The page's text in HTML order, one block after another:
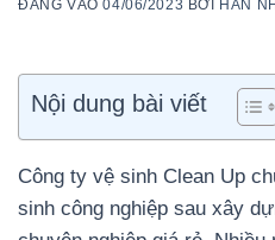
ĐĂNG VÀO04/06/2023 BỞI HAN
Nội dung bài viết
Công ty vệ sinh Clean Up
sinh công nghiệp sau xây